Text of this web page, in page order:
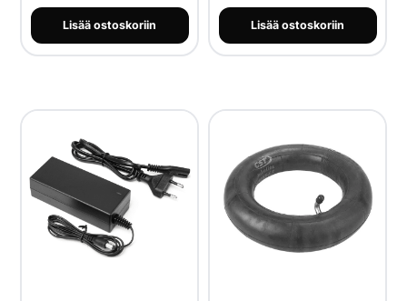
Lisää ostoskoriin Lisää ostoskoriin